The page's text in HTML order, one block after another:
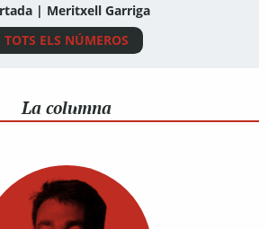
| Meritxell Garriga
TOTS ELS NÚMEROS
La columna